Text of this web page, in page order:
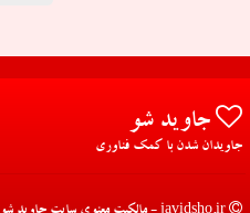
جاوید شو
جاویدان شدن با کمک فناوری